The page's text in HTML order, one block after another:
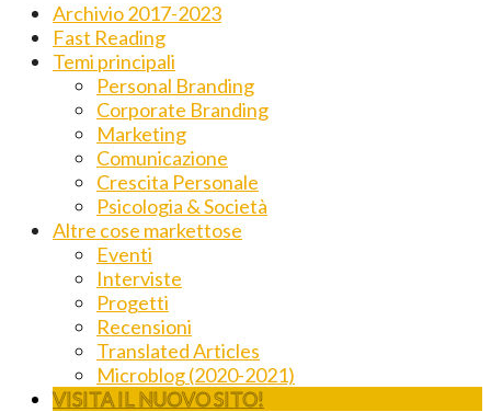
Archivio 2017-2023
Fast Reading
Temi principali
Personal Branding
Corporate Branding
Marketing
Comunicazione
Crescita Personale
Psicologia & Società
Altre cose markettose
Eventi
Interviste
Progetti
Recensioni
Translated Articles
Microblog (2020-2021)
VISITA IL NUOVO SITO!